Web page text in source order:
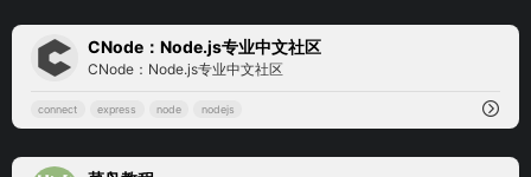
CNode：Node.js专业中文社区
CNode：Node.js专业中文社区
connect express node nodejs